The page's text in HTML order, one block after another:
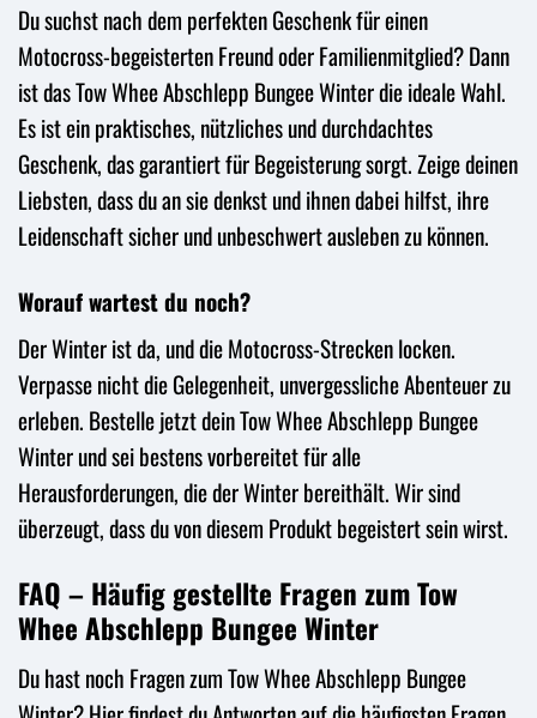
Du suchst nach dem perfekten Geschenk für einen
Motocross-begeisterten Freund oder Familienmitglied? Dann
ist das Tow Whee Abschlepp Bungee Winter die ideale Wahl.
Es ist ein praktisches, nützliches und durchdachtes
Geschenk, das garantiert für Begeisterung sorgt. Zeige deinen
Liebsten, dass du an sie denkst und ihnen dabei hilfst, ihre
Leidenschaft sicher und unbeschwert ausleben zu können.
Worauf wartest du noch?
Der Winter ist da, und die Motocross-Strecken locken.
Verpasse nicht die Gelegenheit, unvergessliche Abenteuer zu
erleben. Bestelle jetzt dein Tow Whee Abschlepp Bungee
Winter und sei bestens vorbereitet für alle
Herausforderungen, die der Winter bereithält. Wir sind
überzeugt, dass du von diesem Produkt begeistert sein wirst.
FAQ – Häufig gestellte Fragen zum Tow
Whee Abschlepp Bungee Winter
Du hast noch Fragen zum Tow Whee Abschlepp Bungee